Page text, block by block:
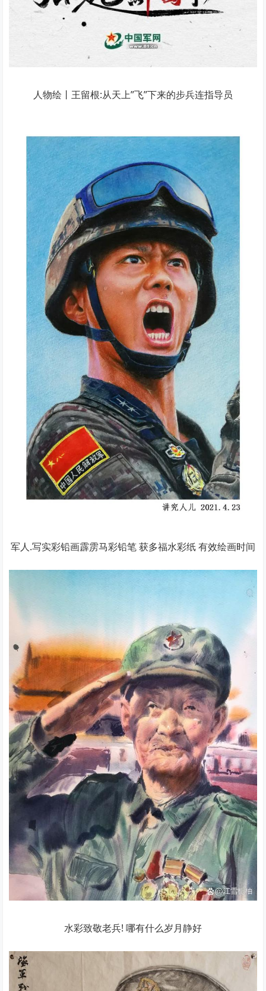
人物绘丨王留根:从天上”飞”下来的步兵连指导员
军人.写实彩铅画霹雳马彩铅笔 获多福水彩纸 有效绘画时间
水彩致敬老兵! 哪有什么岁月静好